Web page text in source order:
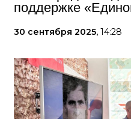
поддержке
30 сентября 2025, 14:28